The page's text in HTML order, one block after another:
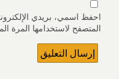
احفظ اسمي، بريدي
المتصفح لاستخدامها المرة